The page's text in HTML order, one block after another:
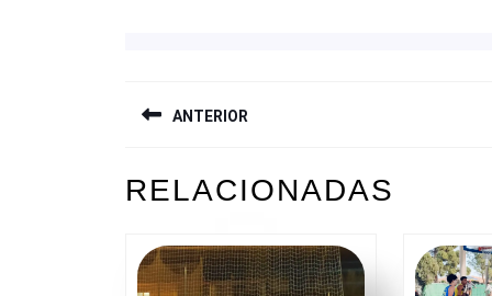
DE
ENTRADAS
ANTERIOR
anterior:
RELACIONADAS